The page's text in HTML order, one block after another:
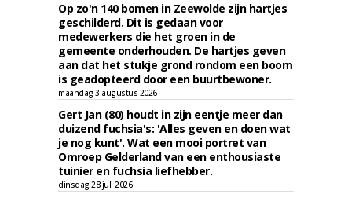
Op zo'n 140 bomen in Zeewolde zijn hartjes
geschilderd. Dit is gedaan voor
medewerkers die het groen in de
gemeente onderhouden. De hartjes geven
aan dat het stukje grond rondom een boom
is geadopteerd door een buurtbewoner.
maandag 3 augustus 2026
Gert Jan (80) houdt in zijn eentje meer dan
duizend fuchsia's: 'Alles geven en doen wat
je nog kunt'. Wat een mooi portret van
Omroep Gelderland van een enthousiaste
tuinier en fuchsia liefhebber.
dinsdag 28 juli 2026